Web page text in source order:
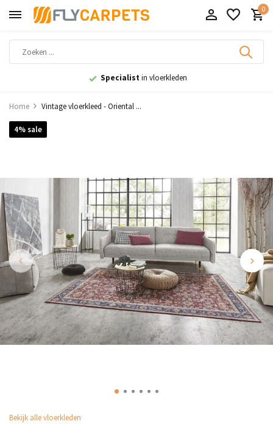
0
9,1uit 11.000+ beoordelingen
Home Vintage vloerkleed - Oriental ...
4% sale
Bekijk alle vloerkleden